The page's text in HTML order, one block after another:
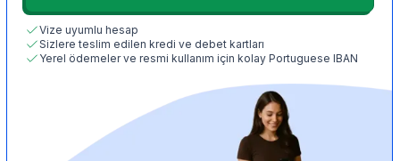
Vize uyumlu hesap
Sizlere teslim edilen kredi ve debet kartları
Yerel ödemeler ve resmi kullanım için kolay Portuguese IBAN